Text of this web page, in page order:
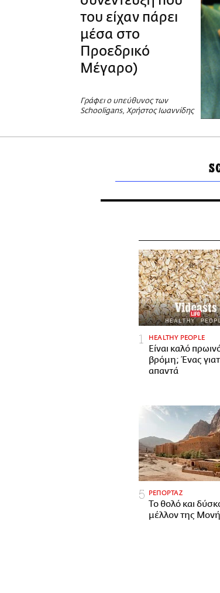
του είχαν πάρει
μέσα στο
Προεδρικό
Μέγαρο)
Γράφει ο υπεύθυνος των
Schooligans, Xρήστος Ιωαννίδης
HEALTHY PEOPLE
Είναι καλό
βρόμη; Ένας
απαντά
ΡΕΠΟΡΤΑΖ
Το θολό και
μέλλον της